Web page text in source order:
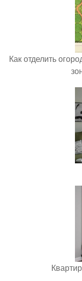
Как отделить